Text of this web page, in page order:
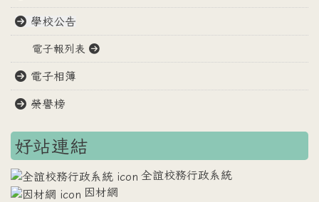
學校公告
電子報列表
電子相簿
榮譽榜
好站連結
全誼校務行政系統
因材網